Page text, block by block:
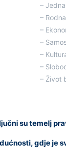
–
–
–
–
–
–
– Život
su temelj
gdje je